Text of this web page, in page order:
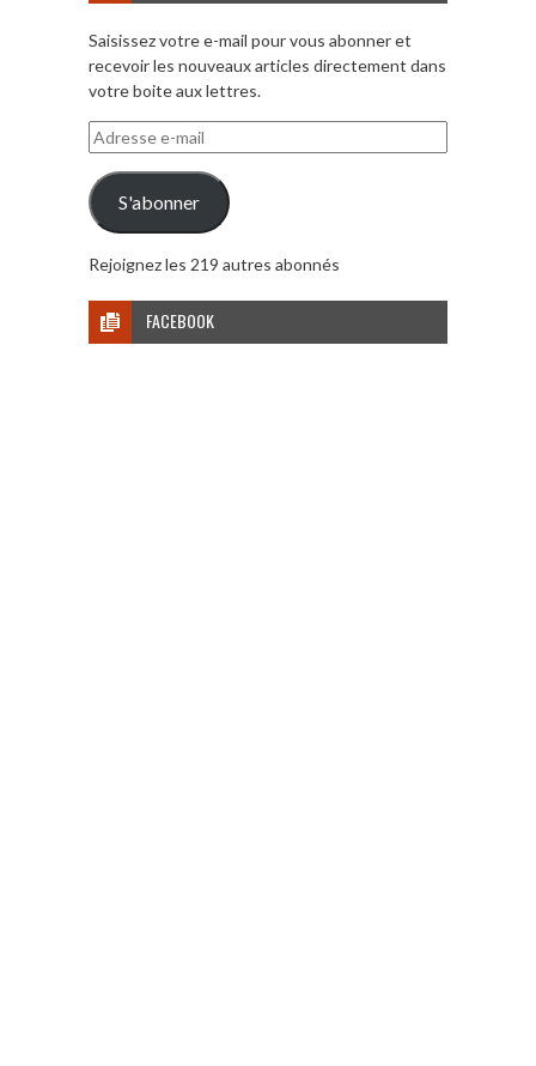
Saisissez votre e-mail pour vous abonner et
recevoir les nouveaux articles directement dans
votre boite aux lettres.
Adresse
e-
mail
S'abonner
Rejoignez les 219 autres abonnés
FACEBOOK